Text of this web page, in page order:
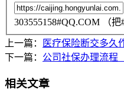
303555158#QQ.COM （把
上一篇：
医疗保险断交多久
下一篇： 公司社保办理流程
相关文章